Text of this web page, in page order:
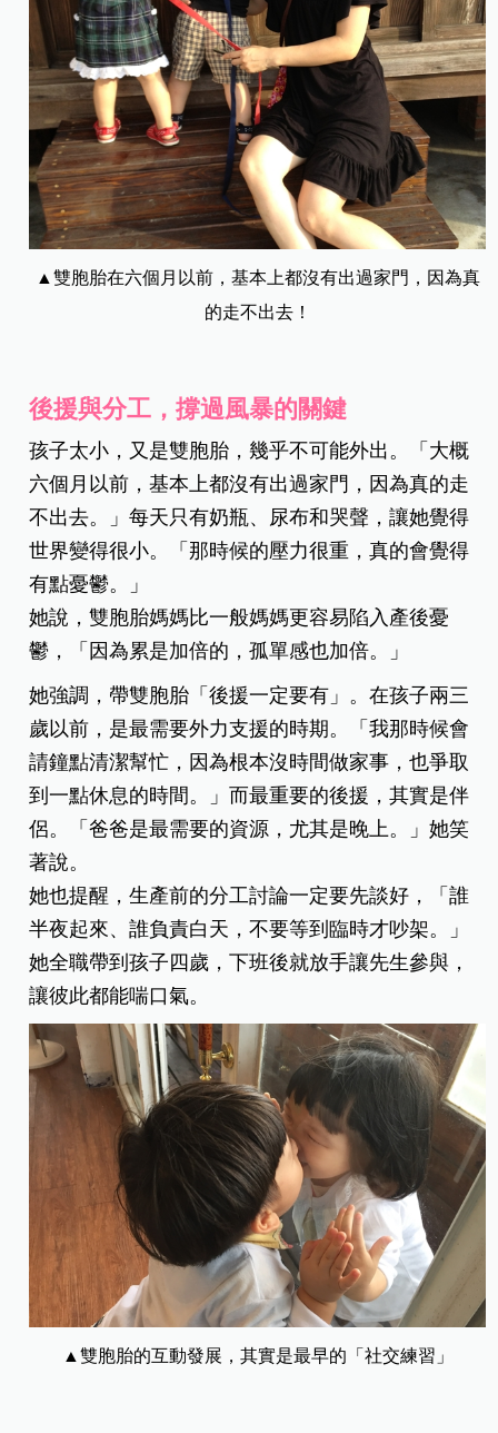
▲雙胞胎在六個月以前，基本上都沒有出過家門，因為真
的走不出去！
後援與分工，撐過風暴的關鍵
孩子太小，又是雙胞胎，幾乎不可能外出。「大概
六個月以前，基本上都沒有出過家門，因為真的走
不出去。」每天只有奶瓶、尿布和哭聲，讓她覺得
世界變得很小。「那時候的壓力很重，真的會覺得
有點憂鬱。」
她說，雙胞胎媽媽比一般媽媽更容易陷入產後憂
鬱，「因為累是加倍的，孤單感也加倍。」
她強調，帶雙胞胎「後援一定要有」。在孩子兩三
歲以前，是最需要外力支援的時期。「我那時候會
請鐘點清潔幫忙，因為根本沒時間做家事，也爭取
到一點休息的時間。」而最重要的後援，其實是伴
侶。「爸爸是最需要的資源，尤其是晚上。」她笑
著說。
她也提醒，生產前的分工討論一定要先談好，「誰
半夜起來、誰負責白天，不要等到臨時才吵架。」
她全職帶到孩子四歲，下班後就放手讓先生參與，
讓彼此都能喘口氣。
▲雙胞胎的互動發展，其實是最早的「社交練習」